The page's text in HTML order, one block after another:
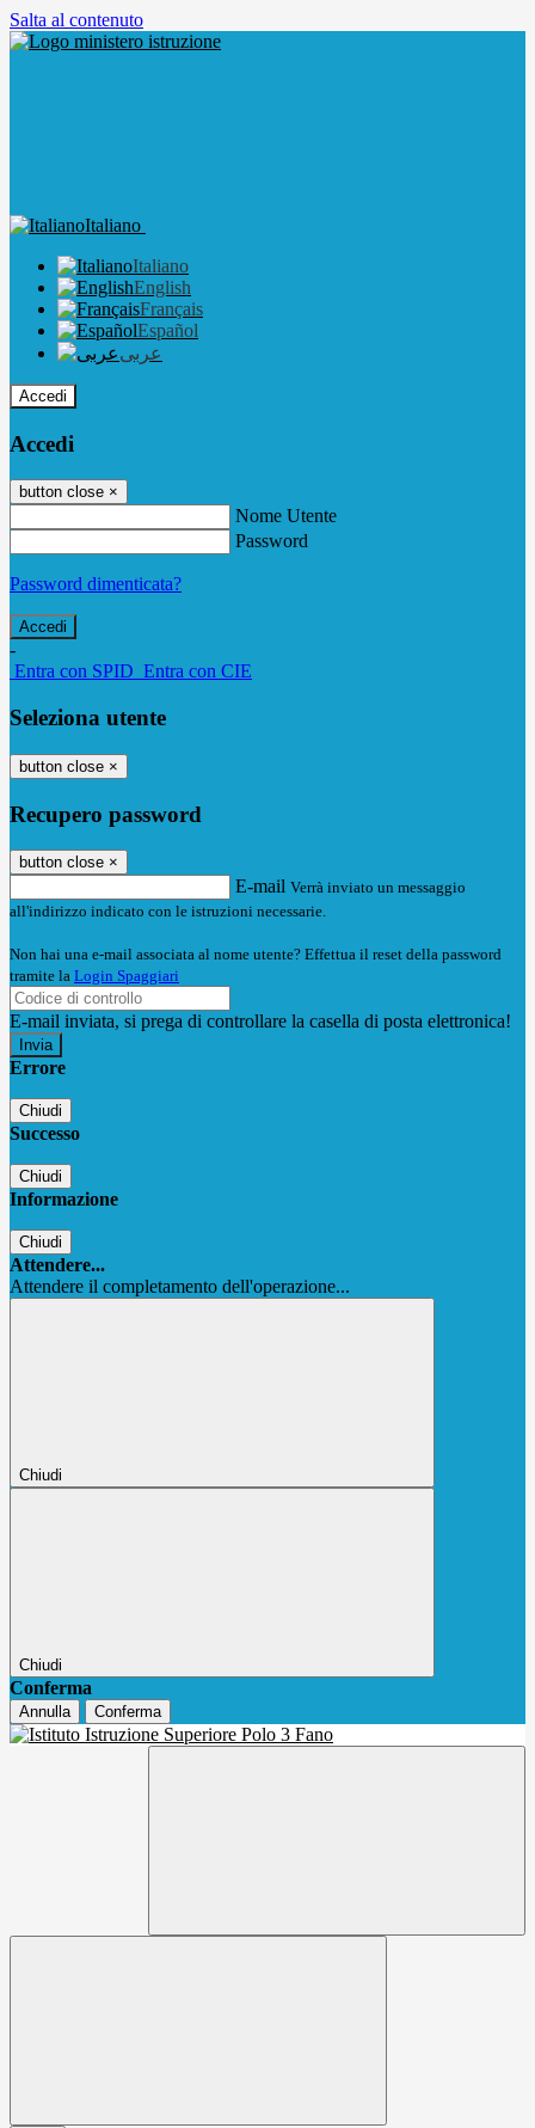
Salta al contenuto
Italiano
Italiano
English
Français
Español
عربى
Accedi
Accedi
button close ×
Nome Utente
Password
Password dimenticata?
-
Entra con SPID Entra con CIE
Seleziona utente
button close ×
Recupero password
button close ×
E-mail Verrà inviato un messaggio
all'indirizzo indicato con le istruzioni necessarie.
Non hai una e-mail associata al nome utente? Effettua il reset della password
tramite la Login Spaggiari
E-mail inviata, si prega di controllare la casella di posta elettronica!
Errore
Chiudi
Successo
Chiudi
Informazione
Chiudi
Attendere...
Attendere il completamento dell'operazione...
Chiudi
Chiudi
Conferma
Annulla Conferma